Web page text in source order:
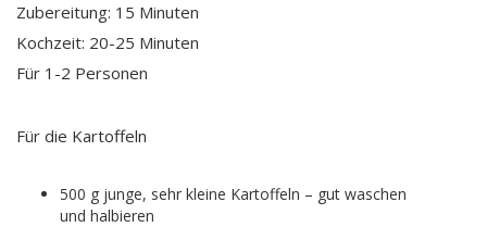
Zubereitung: 15 Minuten
Kochzeit: 20-25 Minuten
Für 1-2 Personen
Für die Kartoffeln
500 g junge, sehr kleine Kartoffeln – gut waschen
und halbieren